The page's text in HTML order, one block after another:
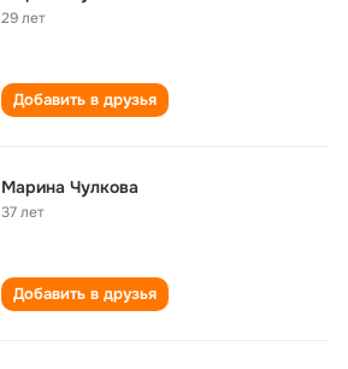
29 лет
Добавить в друзья
Марина Чулкова
37 лет
Добавить в друзья